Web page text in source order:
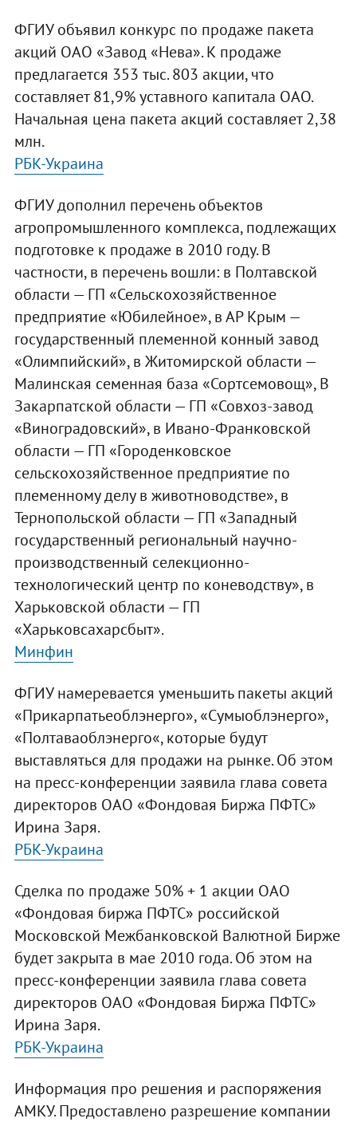
ФГИУ объявил конкурс по продаже пакета
акций ОАО «Завод «Нева». К продаже
предлагается 353 тыс. 803 акции, что
составляет 81,9% уставного капитала ОАО.
Начальная цена пакета акций составляет 2,38
млн.
РБК-Украина
ФГИУ дополнил перечень объектов
агропромышленного комплекса, подлежащих
подготовке к продаже в 2010 году. В
частности, в перечень вошли: в Полтавской
области — ГП «Сельскохозяйственное
предприятие «Юбилейное», в АР Крым —
государственный племенной конный завод
«Олимпийский», в Житомирской области —
Малинская семенная база «Сортсемовощ», В
Закарпатской области — ГП «Совхоз-завод
«Виноградовский», в Ивано-Франковской
области — ГП «Городенковское
сельскохозяйственное предприятие по
племенному делу в животноводстве», в
Тернопольской области — ГП «Западный
государственный региональный научно-
производственный селекционно-
технологический центр по коневодству», в
Харьковской области — ГП
«Харьковсахарсбыт».
Минфин
ФГИУ намеревается уменьшить пакеты акций
«Прикарпатьеоблэнерго», «Сумыоблэнерго»,
«Полтаваоблэнерго«, которые будут
выставляться для продажи на рынке. Об этом
на пресс-конференции заявила глава совета
директоров ОАО «Фондовая Биржа ПФТС»
Ирина Заря.
РБК-Украина
Сделка по продаже 50% + 1 акции ОАО
«Фондовая биржа ПФТС» российской
Московской Межбанковской Валютной Бирже
будет закрыта в мае 2010 года. Об этом на
пресс-конференции заявила глава совета
директоров ОАО «Фондовая Биржа ПФТС»
Ирина Заря.
РБК-Украина
Информация про решения и распоряжения
АМКУ. Предоставлено разрешение компании